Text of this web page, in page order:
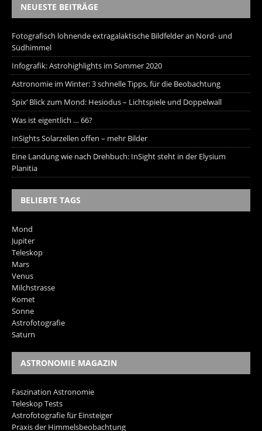
NEUESTE BEITRÄGE
Fotografisch lohnende extragalaktische Bildfelder an Nord- und
Südhimmel
Infografik: Astrohighlights im Sommer 2020
Astronomie im Winter: 3 schnelle Tipps, für die Beobachtung
Spix‘ Blick zum Mond: Hesiodus – Lichtspiele und Doppelwall
Was ist eigentlich … 66?
InSights Solarzellen offen – mehr Bilder
Eine Landung wie nach Drehbuch: InSight steht in der Elysium
Planitia
BELIEBTE TAGS
Mond
Jupiter
Teleskop
Mars
Venus
Milchstrasse
Komet
Sonne
Astrofotografie
Saturn
ASTRONOMIE MAGAZIN
Faszination Astronomie
Teleskop Tests
Astrofotografie für Einsteiger
Praxis der Himmelsbeobachtung